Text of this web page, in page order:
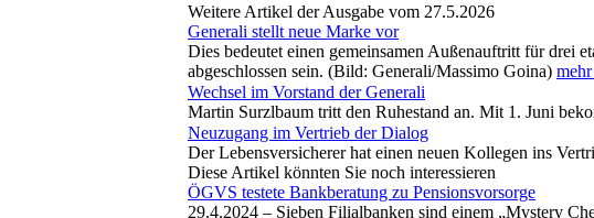
Weitere Artikel der Ausgabe vom 27.5.2026
Generali stellt neue Marke vor
Dies bedeutet einen gemeinsamen Außenauftritt für drei
abgeschlossen sein. (Bild: Generali/Massimo Goina)
Wechsel im Vorstand der Generali
Martin Surzlbaum tritt den Ruhestand an. Mit 1. Juni
Neuzugang im Vertrieb der Dialog
Der Lebensversicherer hat einen neuen Kollegen ins
Diese Artikel könnten Sie noch interessieren
ÖGVS testete Bankberatung zu Pensionsvorsorge
29.4.2024 – Sieben Filialbanken sind einem „Mystery